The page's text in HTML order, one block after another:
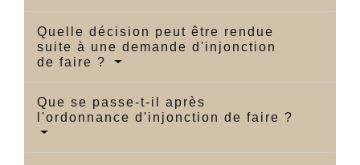
Quelle décision peut être rendue
suite à une demande d'injonction
de faire ?
Que se passe-t-il après
l'ordonnance d'injonction de faire ?